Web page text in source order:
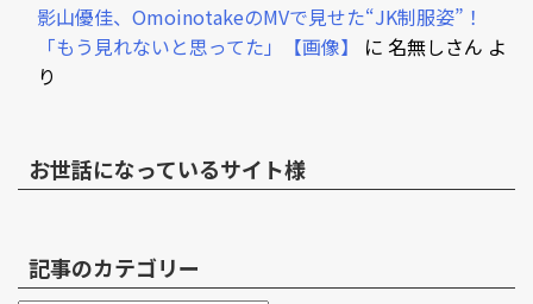
影山優佳、OmoinotakeのMVで見せた“JK制服姿”！
「もう見れないと思ってた」【画像】
に 名無しさん よ
り
お世話になっているサイト様
記事のカテゴリー